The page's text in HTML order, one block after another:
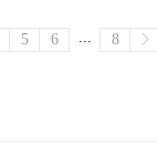
5 6 ... 8